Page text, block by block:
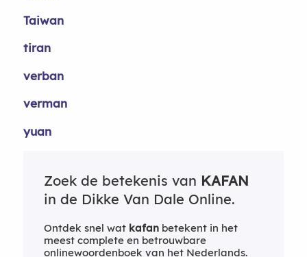
Taiwan
tiran
verban
verman
yuan
Zoek de betekenis van KAFAN
in de Dikke Van Dale Online.
Ontdek snel wat kafanbetekent in het
meest complete en betrouwbare
onlinewoordenboek van het Nederlands.